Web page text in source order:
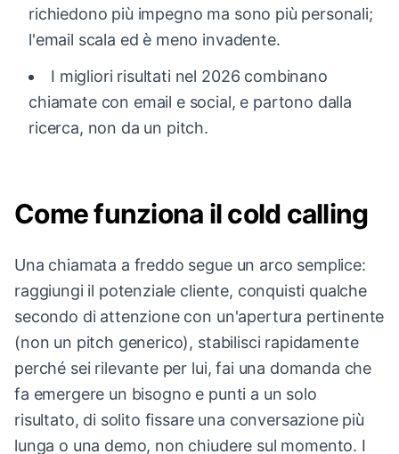
richiedono più impegno ma sono più personali;
l'email scala ed è meno invadente.
I migliori risultati nel 2026 combinano
chiamate con email e social, e partono dalla
ricerca, non da un pitch.
Come funziona il cold calling
Una chiamata a freddo segue un arco semplice:
raggiungi il potenziale cliente, conquisti qualche
secondo di attenzione con un'apertura pertinente
(non un pitch generico), stabilisci rapidamente
perché sei rilevante per lui, fai una domanda che
fa emergere un bisogno e punti a un solo
risultato, di solito fissare una conversazione più
lunga o una demo, non chiudere sul momento. I